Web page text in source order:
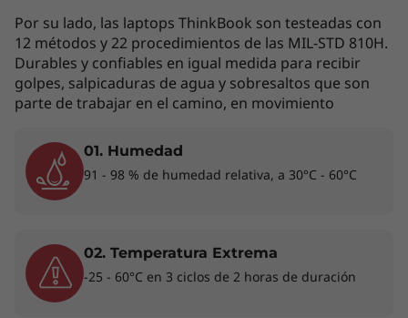
mediante un botón de encendido activado por
un lector de huellas dactilares. Además, cuenta
con mucho espacio de almacenamiento y
memoria rápida. Si bien los administradores
de IT aprecian que la implementación remota y
la capacidad de gestión sean lo más cómodas
posible, el resto avala la seguridad adicional
que brinda Intel vPro
®
Por su lado, las laptops ThinkBook son testeadas con
12 métodos y 22 procedimientos de las MIL-STD 810H.
Durables y confiables en igual medida para recibir
golpes, salpicaduras de agua y sobresaltos que son
parte de trabajar en el camino, en movimiento
01. Humedad
91 - 98 % de humedad relativa, a 30°C - 60°C
02. Temperatura Extrema
-25 - 60°C en 3 ciclos de 2 horas de duración